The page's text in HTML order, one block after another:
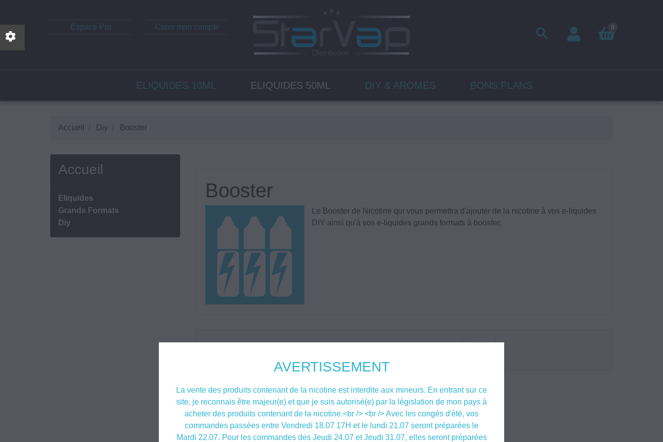
Espace Pro Creer mon compte 0

ELIQUIDES 10ML ELIQUIDES 50ML DIY & AROMES BONS PLANS
Accueil Diy Booster
Accueil
Eliquides
Grands Formats
Diy
Booster
Le Booster de Nicotine qui vous permettra d'ajouter de la nicotine à vos e-liquides
DIY ainsi qu'à vos e-liquides grands formats à booster;
AVERTISSEMENT
La vente des produits contenant de la nicotine est interdite aux mineurs. En entrant sur ce
site, je reconnais être majeur(e) et que je suis autorisé(e) par la législation de mon pays à
acheter des produits contenant de la nicotine.<br /> <br /> Avec les congés d'été, vos
commandes passées entre Vendredi 18.07 17H et le lundi 21.07 seront préparées le
Mardi 22.07. Pour les commandes des Jeudi 24.07 et Jeudi 31.07, elles seront préparées